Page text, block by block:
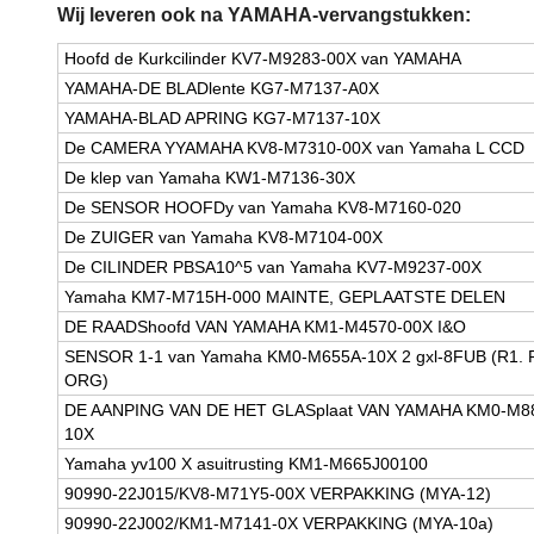
Wij leveren ook na YAMAHA-vervangstukken:
Hoofd de Kurkcilinder KV7-M9283-00X van YAMAHA
YAMAHA-DE BLADlente KG7-M7137-A0X
YAMAHA-BLAD APRING KG7-M7137-10X
De CAMERA YYAMAHA KV8-M7310-00X van Yamaha L CCD
De klep van Yamaha KW1-M7136-30X
De SENSOR HOOFDy van Yamaha KV8-M7160-020
De ZUIGER van Yamaha KV8-M7104-00X
De CILINDER PBSA10^5 van Yamaha KV7-M9237-00X
Yamaha KM7-M715H-000 MAINTE, GEPLAATSTE DELEN
DE RAADShoofd VAN YAMAHA KM1-M4570-00X I&O
SENSOR 1-1 van Yamaha KM0-M655A-10X 2 gxl-8FUB (R1.
ORG)
DE AANPING VAN DE HET GLASplaat VAN YAMAHA KM0-
10X
Yamaha yv100 X asuitrusting KM1-M665J00100
90990-22J015/KV8-M71Y5-00X VERPAKKING (MYA-12)
90990-22J002/KM1-M7141-0X VERPAKKING (MYA-10a)